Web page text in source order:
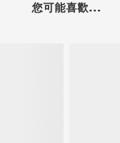
您可能喜歡...